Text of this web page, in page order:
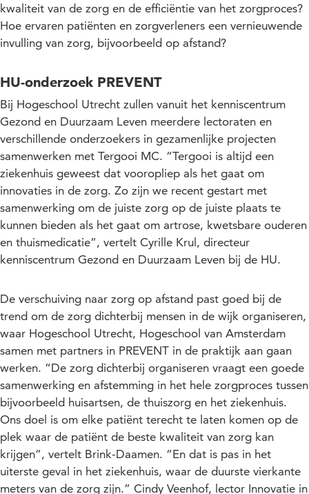
kwaliteit van de zorg en de efficiëntie van het zorgproces?
Hoe ervaren patiënten en zorgverleners een vernieuwende
invulling van zorg, bijvoorbeeld op afstand?
HU-onderzoek PREVENT
Bij Hogeschool Utrecht zullen vanuit het kenniscentrum
Gezond en Duurzaam Leven meerdere lectoraten en
verschillende onderzoekers in gezamenlijke projecten
samenwerken met Tergooi MC. “Tergooi is altijd een
ziekenhuis geweest dat vooropliep als het gaat om
innovaties in de zorg. Zo zijn we recent gestart met
samenwerking om de juiste zorg op de juiste plaats te
kunnen bieden als het gaat om artrose, kwetsbare ouderen
en thuismedicatie”, vertelt Cyrille Krul, directeur
kenniscentrum Gezond en Duurzaam Leven bij de HU.
De verschuiving naar zorg op afstand past goed bij de
trend om de zorg dichterbij mensen in de wijk organiseren,
waar Hogeschool Utrecht, Hogeschool van Amsterdam
samen met partners in PREVENT in de praktijk aan gaan
werken. “De zorg dichterbij organiseren vraagt een goede
samenwerking en afstemming in het hele zorgproces tussen
bijvoorbeeld huisartsen, de thuiszorg en het ziekenhuis.
Ons doel is om elke patiënt terecht te laten komen op de
plek waar de patiënt de beste kwaliteit van zorg kan
krijgen”, vertelt Brink-Daamen. “En dat is pas in het
uiterste geval in het ziekenhuis, waar de duurste vierkante
meters van de zorg zijn.” Cindy Veenhof, lector Innovatie in